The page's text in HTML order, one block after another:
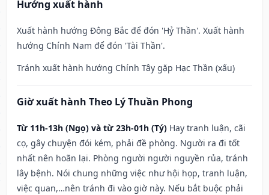
Hướng xuất hành
Xuất hành hướng Đông Bắc để đón 'Hỷ Thần'. Xuất hành
hướng Chính Nam để đón 'Tài Thần'.
Tránh xuất hành hướng Chính Tây gặp Hạc Thần (xấu)
Giờ xuất hành Theo Lý Thuần Phong
Từ 11h-13h (Ngọ) và từ 23h-01h (Tý) Hay tranh luận, cãi
cọ, gây chuyện đói kém, phải đề phòng. Người ra đi tốt
nhất nên hoãn lại. Phòng người người nguyền rủa, tránh
lây bệnh. Nói chung những việc như hội họp, tranh luận,
việc quan,…nên tránh đi vào giờ này. Nếu bắt buộc phải